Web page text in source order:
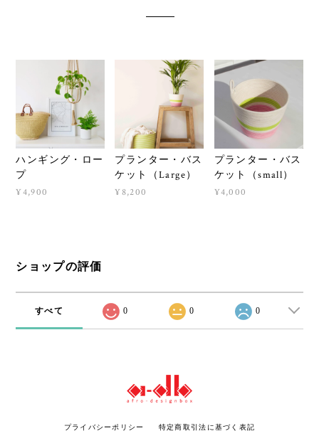
ハンギング・ロー
プ
¥4,900
プランター・バス
ケット（Large）
¥8,200
プランター・バス
ケット（small）
¥4,000
ショップの評価
すべて 0 0 0
プライバシーポリシー 特定商取引法に基づく表記